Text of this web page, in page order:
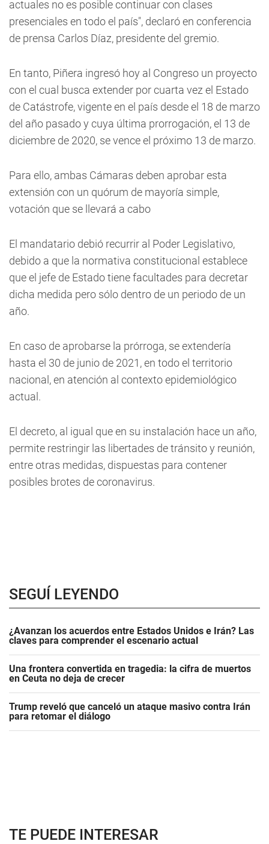
actuales no es posible continuar con clases
presenciales en todo el país", declaró en conferencia
de prensa Carlos Díaz, presidente del gremio.
En tanto, Piñera ingresó hoy al Congreso un proyecto
con el cual busca extender por cuarta vez el Estado
de Catástrofe, vigente en el país desde el 18 de marzo
del año pasado y cuya última prorrogación, el 13 de
diciembre de 2020, se vence el próximo 13 de marzo.
Para ello, ambas Cámaras deben aprobar esta
extensión con un quórum de mayoría simple,
votación que se llevará a cabo
El mandatario debió recurrir al Poder Legislativo,
debido a que la normativa constitucional establece
que el jefe de Estado tiene facultades para decretar
dicha medida pero sólo dentro de un periodo de un
año.
En caso de aprobarse la prórroga, se extendería
hasta el 30 de junio de 2021, en todo el territorio
nacional, en atención al contexto epidemiológico
actual.
El decreto, al igual que en su instalación hace un año,
permite restringir las libertades de tránsito y reunión,
entre otras medidas, dispuestas para contener
posibles brotes de coronavirus.
SEGUÍ LEYENDO
¿Avanzan los acuerdos entre Estados Unidos e Irán? Las
claves para comprender el escenario actual
Una frontera convertida en tragedia: la cifra de muertos
en Ceuta no deja de crecer
Trump reveló que canceló un ataque masivo contra Irán
para retomar el diálogo
TE PUEDE INTERESAR